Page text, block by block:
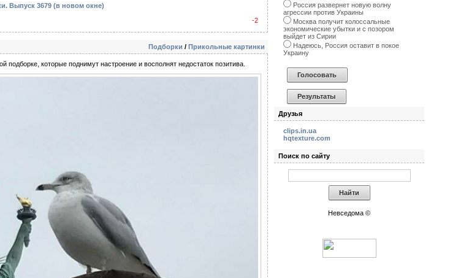
Выпуск 3679 (в новом окне)
-2
Подборки / Прикольные картинки
которые поднимут настроение и восполнят недостаток позитива.
Россия развернет новую волну
агрессии против Украины
Москва получит колоссальные
экономические убытки и с позором
выйдет из Сирии
Надеюсь, Россия оставит в покое
Украину
Друзья
clips.in.ua
hqtexture.com
Поиск по сайту
Невседома ©